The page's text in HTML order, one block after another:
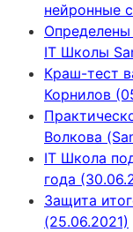
нейронные
IT Школы
Краш-тест
Корнилов
Волкова
IT Школа
года
Защита
(25.06.2021)